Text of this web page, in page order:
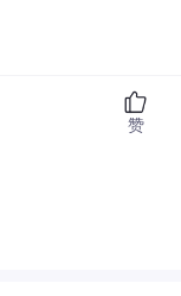
赞